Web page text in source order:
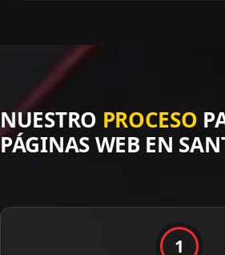
NUESTRO PROCESO
PÁGINAS WEB EN
1